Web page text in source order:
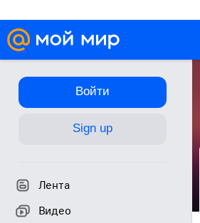
Войти
Sign up
Лента
Видео